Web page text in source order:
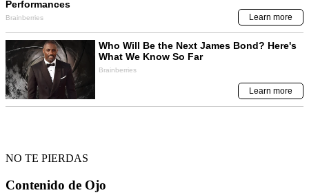
NO TE PIERDAS
Contenido de Ojo